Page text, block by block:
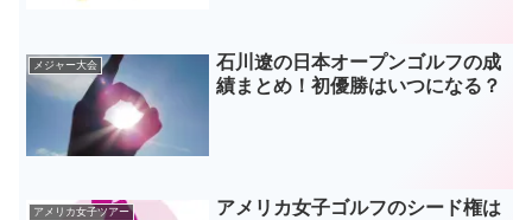
メジャー大会
石川遼の日本オープンゴルフの成
績まとめ！初優勝はいつになる？
アメリカ女子ツアー
アメリカ女子ゴルフのシード権は